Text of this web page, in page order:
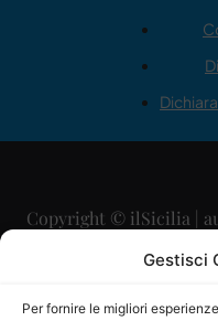
Gestisci
Per fornire le migliori
Copyright © ilSicilia |